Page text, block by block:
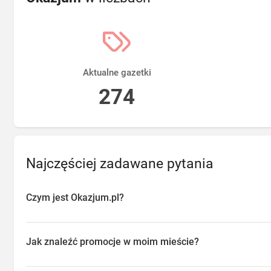
Aktualne gazetki
274
Najczęściej zadawane pytania
Czym jest Okazjum.pl?
przeglądać aktualne promocje w sklepach w Twojej okolicy,
Jak znaleźć promocje w moim mieście?